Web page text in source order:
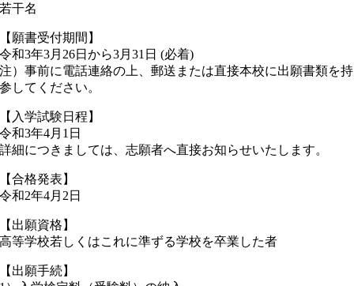
若干名
【願書受付期間】
令和3年3月26日から3月31日 (必着)
注）事前に電話連絡の上、郵送または直接本校に出願書類を持
参してください。
【入学試験日程】
令和3年4月1日
詳細につきましては、志願者へ直接お知らせいたします。
【合格発表】
令和2年4月2日
【出願資格】
高等学校若しくはこれに準ずる学校を卒業した者
【出願手続】